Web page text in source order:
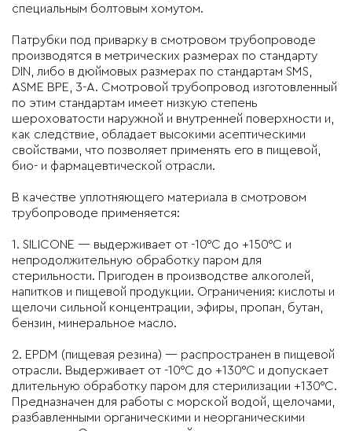
специальным болтовым хомутом.
Патрубки под приварку в смотровом трубопроводе
производятся в метрических размерах по стандарту
DIN, либо в дюймовых размерах по стандартам SMS,
ASME BPE, 3-А. Смотровой трубопровод изготовленный
по этим стандартам имеет низкую степень
шероховатости наружной и внутренней поверхности и,
как следствие, обладает высокими асептическими
свойствами, что позволяет применять его в пищевой,
био- и фармацевтической отрасли.
В качестве уплотняющего материала в смотровом
трубопроводе применяется:
1. SILICONE — выдерживает от -10°C до +150°C и
непродолжительную обработку паром для
стерильности. Пригоден в производстве алкоголей,
напитков и пищевой продукции. Ограничения: кислоты и
щелочи сильной концентрации, эфиры, пропан, бутан,
бензин, минеральное масло.
2. EPDM (пищевая резина) — распространен в пищевой
отрасли. Выдерживает от -10°C до +130°C и допускает
длительную обработку паром для стерилизации +130°C.
Предназначен для работы с морской водой, щелочами,
разбавленными органическими и неорганическими